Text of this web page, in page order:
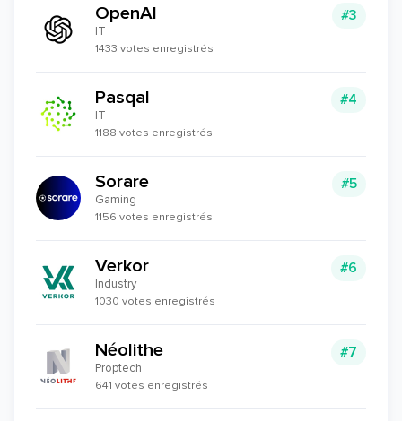
#3
OpenAI
IT
1433 votes enregistrés
#4
Pasqal
IT
1188 votes enregistrés
#5
Sorare
Gaming
1156 votes enregistrés
#6
Verkor
Industry
1030 votes enregistrés
#7
Néolithe
Proptech
641 votes enregistrés